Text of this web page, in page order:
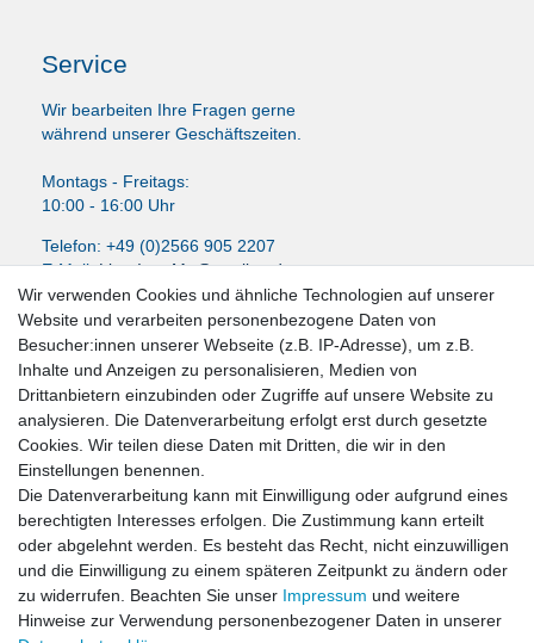
Service
Wir bearbeiten Ihre Fragen gerne
während unserer Geschäftszeiten.
Montags - Freitags:
10:00 - 16:00 Uhr
Telefon: +49 (0)2566 905 2207
E-Mail:LissyInterMo@t-online.de
News-Letter abonieren
VORNAME NACHNAME
E-MAIL **
Newsletter
Honig
Hiermit bestätige ich, dass ich dieDaten­schutz­erklärunggelesen habe. Meine
Einwilligung kann ich jederzeit widerrufen.**
Abonnieren
Wir verwenden Cookies und ähnliche Technologien auf unserer
Website und verarbeiten personenbezogene Daten von
Besucher:innen unserer Webseite (z.B. IP-Adresse), um z.B.
Inhalte und Anzeigen zu personalisieren, Medien von
Drittanbietern einzubinden oder Zugriffe auf unsere Website zu
analysieren. Die Datenverarbeitung erfolgt erst durch gesetzte
Cookies. Wir teilen diese Daten mit Dritten, die wir in den
Einstellungen benennen.
Die Datenverarbeitung kann mit Einwilligung oder aufgrund eines
berechtigten Interesses erfolgen. Die Zustimmung kann erteilt
oder abgelehnt werden. Es besteht das Recht, nicht einzuwilligen
und die Einwilligung zu einem späteren Zeitpunkt zu ändern oder
zu widerrufen. Beachten Sie unser Impressum und weitere
Hinweise zur Verwendung personenbezogener Daten in unserer